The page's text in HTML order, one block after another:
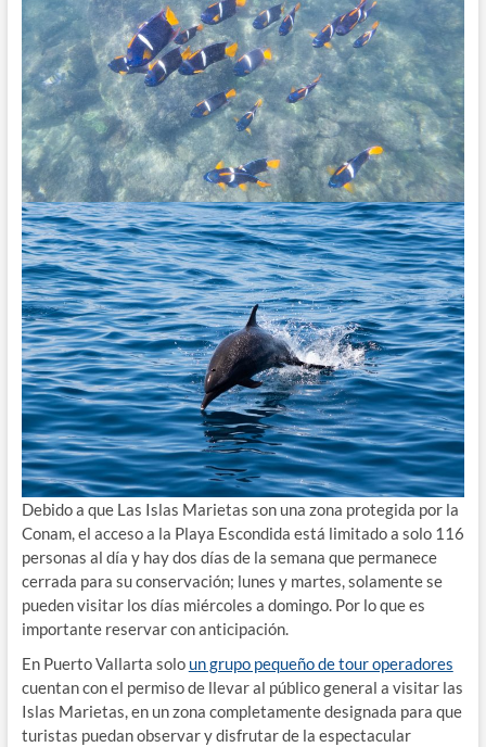
Debido a que Las Islas Marietas son una zona protegida por la
Conam, el acceso a la Playa Escondida está limitado a solo 116
personas al día y hay dos días de la semana que permanece
cerrada para su conservación; lunes y martes, solamente se
pueden visitar los días miércoles a domingo. Por lo que es
importante reservar con anticipación.
En Puerto Vallarta solo un grupo pequeño de tour operadores
cuentan con el permiso de llevar al público general a visitar las
Islas Marietas, en un zona completamente designada para que
turistas puedan observar y disfrutar de la espectacular